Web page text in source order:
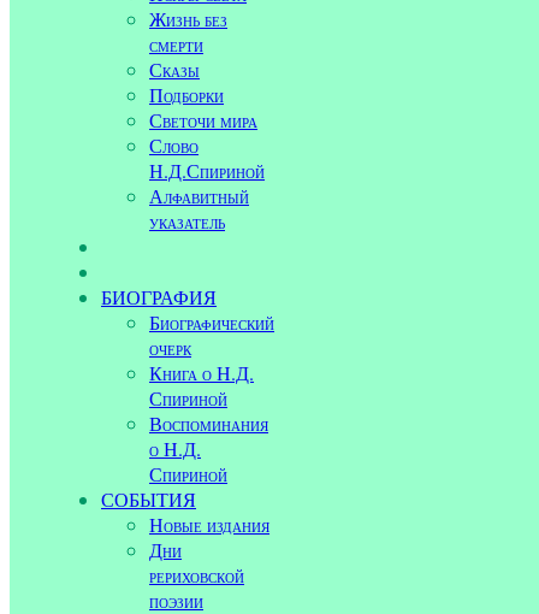
Жизнь без
смерти
Сказы
Подборки
Светочи мира
Слово
Н.Д.Спириной
Алфавитный
указатель
БИОГРАФИЯ
Биографический
очерк
Книга о Н.Д.
Спириной
Воспоминания
о Н.Д.
Спириной
СОБЫТИЯ
Новые издания
Дни
рериховской
поэзии